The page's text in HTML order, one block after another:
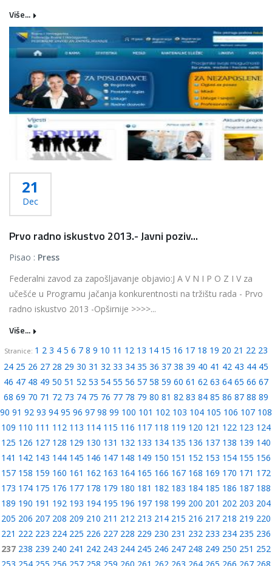
Više...
21
Dec
Prvo radno iskustvo 2013.- Javni poziv...
Pisao : Press
Federalni zavod za zapošljavanje objavio:J A V N I P O Z I V za
učešće u Programu jačanja konkurentnosti na tržištu rada - Prvo
radno iskustvo 2013 -Opširnije >>>>...
Više...
Stranice: 1 2 3 4 5 6 7 8 9 10 11 12 13 14 15 16 17 18 19 20 21 22 23
24 25 26 27 28 29 30 31 32 33 34 35 36 37 38 39 40 41 42 43 44 45
46 47 48 49 50 51 52 53 54 55 56 57 58 59 60 61 62 63 64 65 66 67
68 69 70 71 72 73 74 75 76 77 78 79 80 81 82 83 84 85 86 87 88 89
90 91 92 93 94 95 96 97 98 99 100 101 102 103 104 105 106 107 108
109 110 111 112 113 114 115 116 117 118 119 120 121 122 123 124
125 126 127 128 129 130 131 132 133 134 135 136 137 138 139 140
141 142 143 144 145 146 147 148 149 150 151 152 153 154 155 156
157 158 159 160 161 162 163 164 165 166 167 168 169 170 171 172
173 174 175 176 177 178 179 180 181 182 183 184 185 186 187 188
189 190 191 192 193 194 195 196 197 198 199 200 201 202 203 204
205 206 207 208 209 210 211 212 213 214 215 216 217 218 219 220
221 222 223 224 225 226 227 228 229 230 231 232 233 234 235 236
237 238 239 240 241 242 243 244 245 246 247 248 249 250 251 252